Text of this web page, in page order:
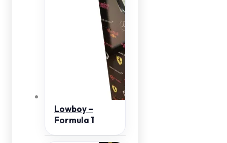
Lowboy –
Formula 1